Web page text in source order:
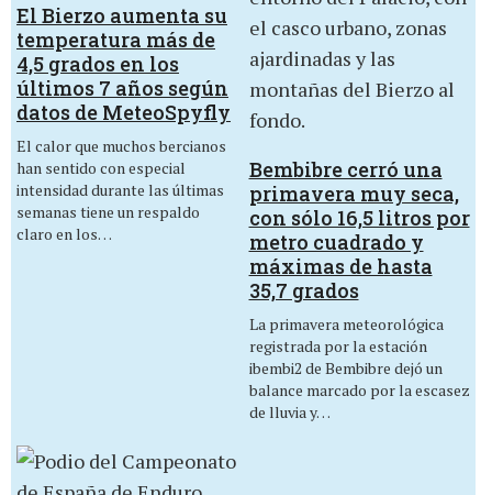
El Bierzo aumenta su
temperatura más de
4,5 grados en los
últimos 7 años según
datos de MeteoSpyfly
El calor que muchos bercianos
han sentido con especial
intensidad durante las últimas
semanas tiene un respaldo
claro en los…
Bembibre cerró una
primavera muy seca,
con sólo 16,5 litros por
metro cuadrado y
máximas de hasta
35,7 grados
La primavera meteorológica
registrada por la estación
ibembi2 de Bembibre dejó un
balance marcado por la escasez
de lluvia y…